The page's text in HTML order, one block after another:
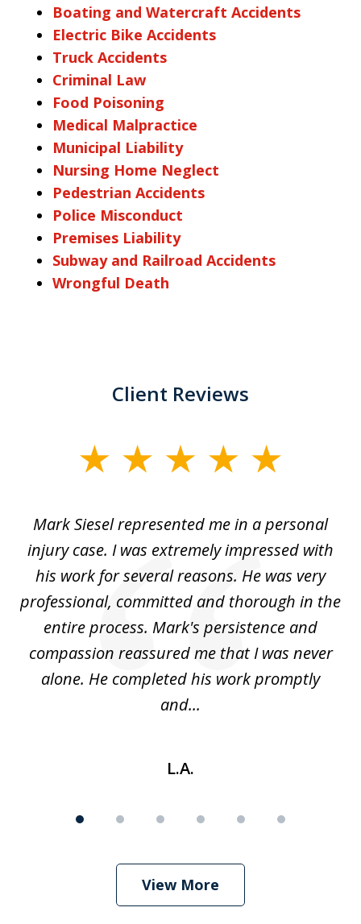
Boating and Watercraft Accidents
Electric Bike Accidents
Truck Accidents
Criminal Law
Food Poisoning
Medical Malpractice
Municipal Liability
Nursing Home Neglect
Pedestrian Accidents
Police Misconduct
Premises Liability
Subway and Railroad Accidents
Wrongful Death
Client Reviews
Mark Siesel represented me in a personal
injury case. I was extremely impressed with
his work for several reasons. He was very
professional, committed and thorough in the
entire process. Mark's persistence and
compassion reassured me that I was never
alone. He completed his work promptly
and...
L.A.
View More